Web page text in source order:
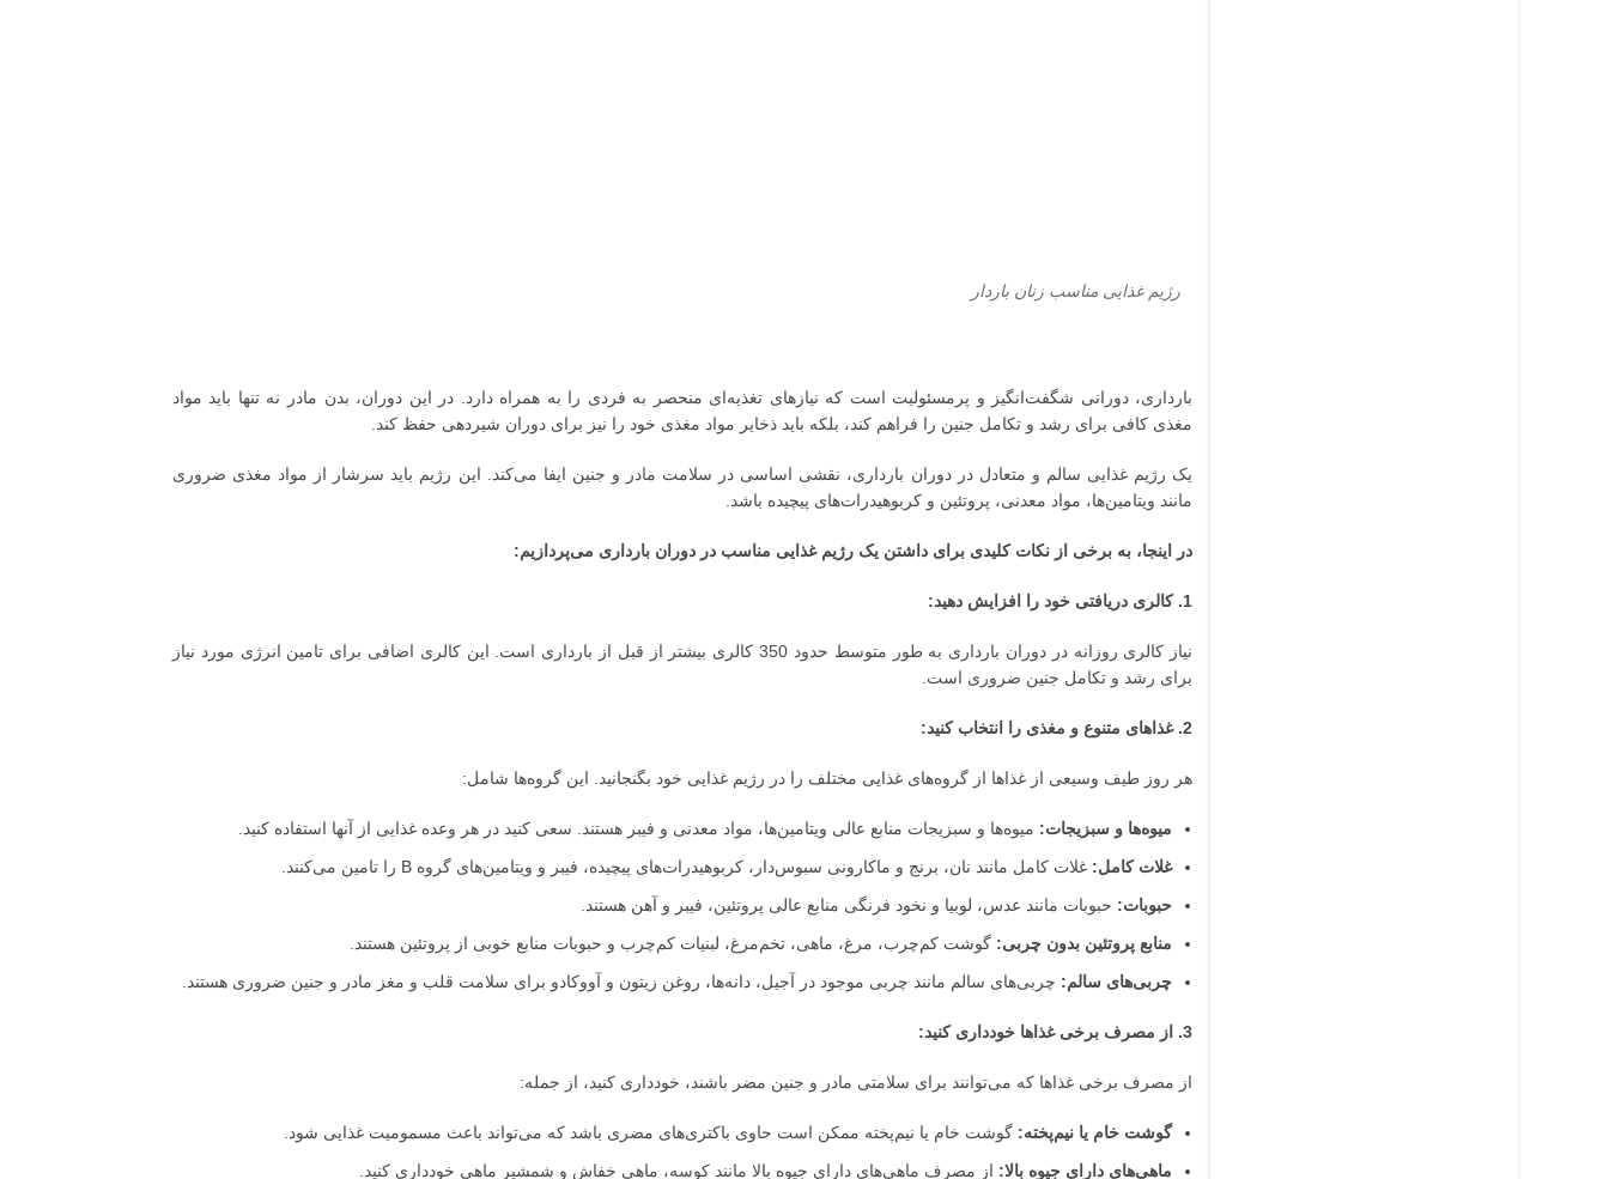
رژیم غذایی مناسب زنان باردار
بارداری، دورانی شگفت‌انگیز و پرمسئولیت است که نیازهای تغذیه‌ای منحصر به فردی را به همراه دارد. در این دوران، بدن مادر نه تنها باید مواد
مغذی کافی برای رشد و تکامل جنین را فراهم کند، بلکه باید ذخایر مواد مغذی خود را نیز برای دوران شیردهی حفظ کند.
یک رژیم غذایی سالم و متعادل در دوران بارداری، نقشی اساسی در سلامت مادر و جنین ایفا می‌کند. این رژیم باید سرشار از مواد مغذی ضروری
مانند ویتامین‌ها، مواد معدنی، پروتئین و کربوهیدرات‌های پیچیده باشد.
در اینجا، به برخی از نکات کلیدی برای داشتن یک رژیم غذایی مناسب در دوران بارداری می‌پردازیم:
1. کالری دریافتی خود را افزایش دهید:
نیاز کالری روزانه در دوران بارداری به طور متوسط ​​حدود 350 کالری بیشتر از قبل از بارداری است. این کالری اضافی برای تامین انرژی مورد نیاز
برای رشد و تکامل جنین ضروری است.
2. غذاهای متنوع و مغذی را انتخاب کنید:
هر روز طیف وسیعی از غذاها از گروه‌های غذایی مختلف را در رژیم غذایی خود بگنجانید. این گروه‌ها شامل:
میوه‌ها و سبزیجات: میوه‌ها و سبزیجات منابع عالی ویتامین‌ها، مواد معدنی و فیبر هستند. سعی کنید در هر وعده غذایی از آنها استفاده کنید.
غلات کامل: غلات کامل مانند نان، برنج و ماکارونی سبوس‌دار، کربوهیدرات‌های پیچیده، فیبر و ویتامین‌های گروه B را تامین می‌کنند.
حبوبات: حبوبات مانند عدس، لوبیا و نخود فرنگی منابع عالی پروتئین، فیبر و آهن هستند.
منابع پروتئین بدون چربی: گوشت کم‌چرب، مرغ، ماهی، تخم‌مرغ، لبنیات کم‌چرب و حبوبات منابع خوبی از پروتئین هستند.
چربی‌های سالم: چربی‌های سالم مانند چربی موجود در آجیل، دانه‌ها، روغن زیتون و آووکادو برای سلامت قلب و مغز مادر و جنین ضروری هستند.
3. از مصرف برخی غذاها خودداری کنید:
از مصرف برخی غذاها که می‌توانند برای سلامتی مادر و جنین مضر باشند، خودداری کنید، از جمله:
گوشت خام یا نیم‌پخته: گوشت خام یا نیم‌پخته ممکن است حاوی باکتری‌های مضری باشد که می‌تواند باعث مسمومیت غذایی شود.
ماهی‌های دارای جیوه بالا: از مصرف ماهی‌های دارای جیوه بالا مانند کوسه، ماهی خفاش و شمشیر ماهی خودداری کنید.